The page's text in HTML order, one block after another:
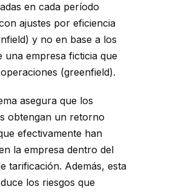
en cada período
ajustes por eficiencia
y no en base a los
una empresa ficticia que
(greenfield).
asegura que los
obtengan un retorno
efectivamente han
la empresa dentro del
tarificación. Además, esta
los riesgos que